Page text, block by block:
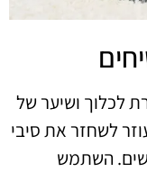
לכלוך ושיער של
לשחזר את סיבי
השתמש